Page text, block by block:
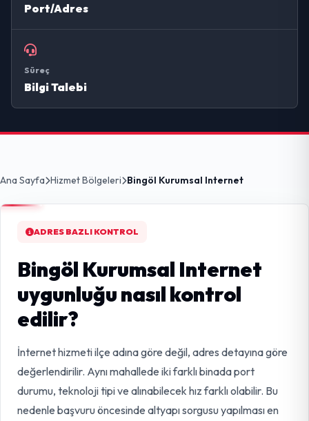
Port/Adres
Süreç
Bilgi Talebi
Ana Sayfa Hizmet Bölgeleri Bingöl Kurumsal Internet
ADRES BAZLI KONTROL
Bingöl Kurumsal Internet
uygunluğu nasıl kontrol
edilir?
İnternet hizmeti ilçe adına göre değil, adres detayına göre
değerlendirilir. Aynı mahallede iki farklı binada port
durumu, teknoloji tipi ve alınabilecek hız farklı olabilir. Bu
nedenle başvuru öncesinde altyapı sorgusu yapılması en